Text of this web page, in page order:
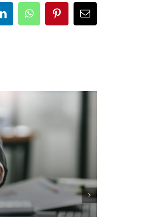
LinkedInWhatsAppPinterestCorreo
electrónico